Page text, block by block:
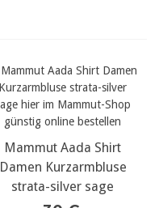
Mammut Aada Shirt
Damen Kurzarmbluse
strata-silver sage